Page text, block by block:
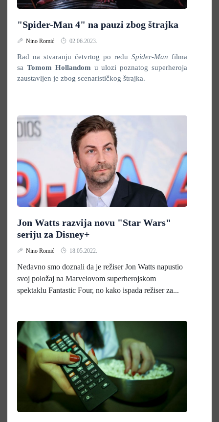
"Spider-Man 4" na pauzi zbog štrajka
Nino Romić 02.06.2023.
Rad na stvaranju četvrtog po redu Spider-Man filma
sa Tomom Hollandom u ulozi poznatog superheroja
zaustavljen je zbog scenarističkog štrajka.
Jon Watts razvija novu "Star Wars"
seriju za Disney+
Nino Romić 18.05.2022.
Nedavno smo doznali da je režiser Jon Watts napustio
svoj položaj na Marvelovom superherojskom
spektaklu Fantastic Four, no kako ispada režiser za...